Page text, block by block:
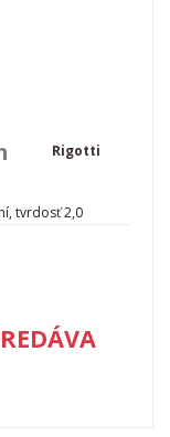
Rigotti
tvrdosť 2,0